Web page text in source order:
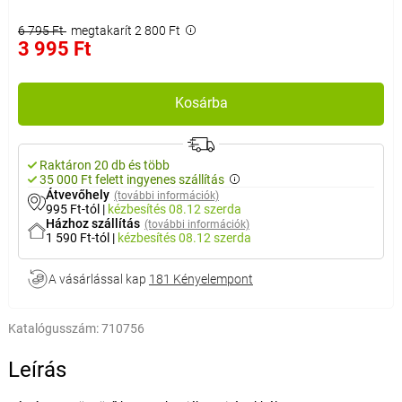
6 795 Ft megtakarít 2 800 Ft
3 995 Ft
Kosárba
Raktáron 20 db és több
35 000 Ft felett ingyenes szállítás
Átvevőhely (további információk)
995 Ft-tól | kézbesítés08.12 szerda
Házhoz szállítás (további információk)
1 590 Ft-tól | kézbesítés08.12 szerda
A vásárlással kap 181 Kényelempont
Katalógusszám:710756
Leírás